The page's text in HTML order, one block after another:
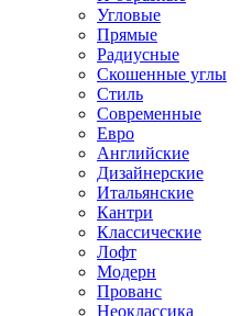
Угловые
Прямые
Радиусные
Скошенные углы
Стиль
Современные
Евро
Английские
Дизайнерские
Итальянские
Кантри
Классические
Лофт
Модерн
Прованс
Неоклассика